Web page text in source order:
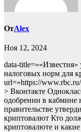
ОтAlex
Ноя 12, 2024
data-
налоговых норм для
url=»https://
> Вконтакте
одобрении в кабмине
правительстве
криптовалют Кто
криптовалюте и